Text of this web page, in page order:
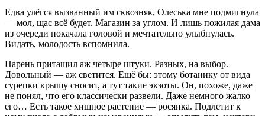
Едва улёгся вызванный им сквозняк, Олеська мне подмигнула
— мол, щас всё будет. Магазин за углом. И лишь пожилая дама
из очереди покачала головой и мечтательно улыбнулась.
Видать, молодость вспомнила.
Парень притащил аж четыре штуки. Разных, на выбор.
Довольный — аж светится. Ещё бы: этому ботанику от вида
сурепки крышу сносит, а тут такие экзоты. Он, похоже, даже
не понял, что его классически развели. Даже немного жалко
его… Есть такое хищное растение — росянка. Подлетит к